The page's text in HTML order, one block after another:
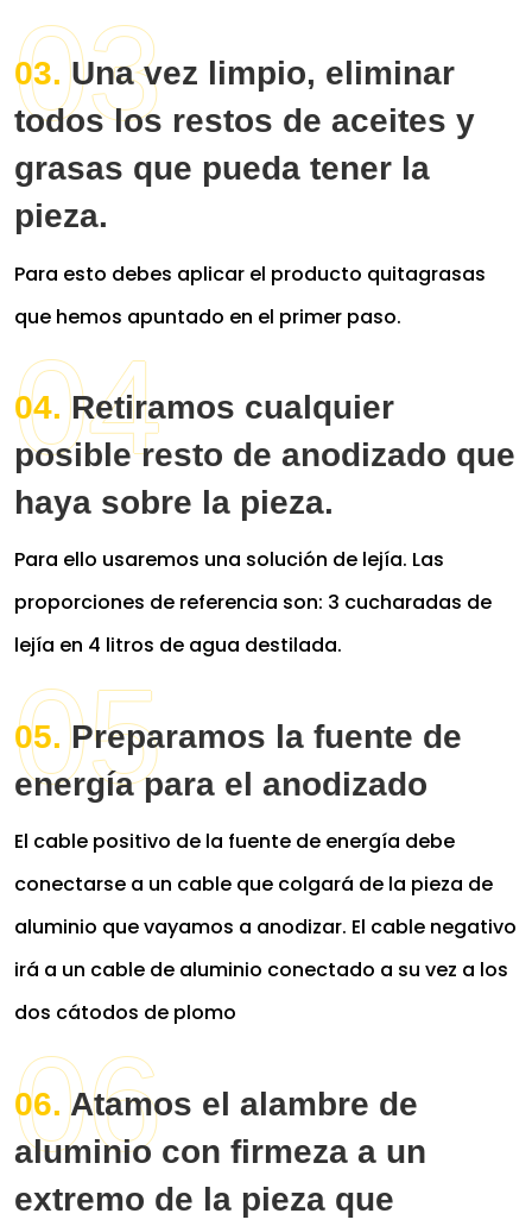
Una vez limpio, eliminar
todos los restos de aceites y
grasas que pueda tener la
pieza.
Para esto debes aplicar el producto quitagrasas
que hemos apuntado en el primer paso.
Retiramos cualquier
posible resto de anodizado que
haya sobre la pieza.
Para ello usaremos una solución de lejía. Las
proporciones de referencia son: 3 cucharadas de
lejía en 4 litros de agua destilada.
Preparamos la fuente de
energía para el anodizado
El cable positivo de la fuente de energía debe
conectarse a un cable que colgará de la pieza de
aluminio que vayamos a anodizar. El cable negativo
irá a un cable de aluminio conectado a su vez a los
dos cátodos de plomo
Atamos el alambre de
aluminio con firmeza a un
extremo de la pieza que